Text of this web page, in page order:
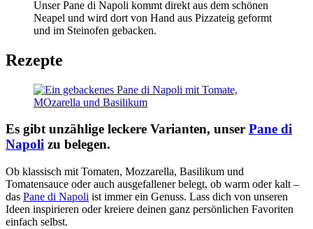
Unser Pane di Napoli kommt direkt aus dem schönen
Neapel und wird dort von Hand aus Pizzateig geformt
und im Steinofen gebacken.
Rezepte
Es gibt unzählige leckere Varianten, unser Pane di
Napoli zu belegen.
Ob klassisch mit Tomaten, Mozzarella, Basilikum und
Tomatensauce oder auch ausgefallener belegt, ob warm oder kalt –
das Pane di Napoli ist immer ein Genuss. Lass dich von unseren
Ideen inspirieren oder kreiere deinen ganz persönlichen Favoriten
einfach selbst.